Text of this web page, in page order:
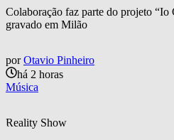
Colaboração faz parte do projeto
gravado em Milão
por Otavio Pinheiro
há 2 horas
Música
Reality Show